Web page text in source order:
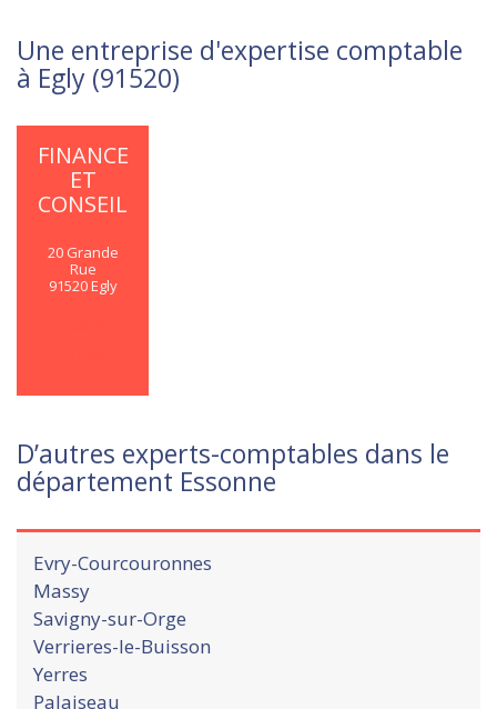
Une entreprise d'expertise comptable
à Egly (91520)
FINANCE
ET
CONSEIL
20 Grande
Rue
91520 Egly
D’autres experts-comptables dans le
département Essonne
Evry-Courcouronnes
Massy
Savigny-sur-Orge
Verrieres-le-Buisson
Yerres
Palaiseau